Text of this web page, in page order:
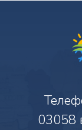
03058